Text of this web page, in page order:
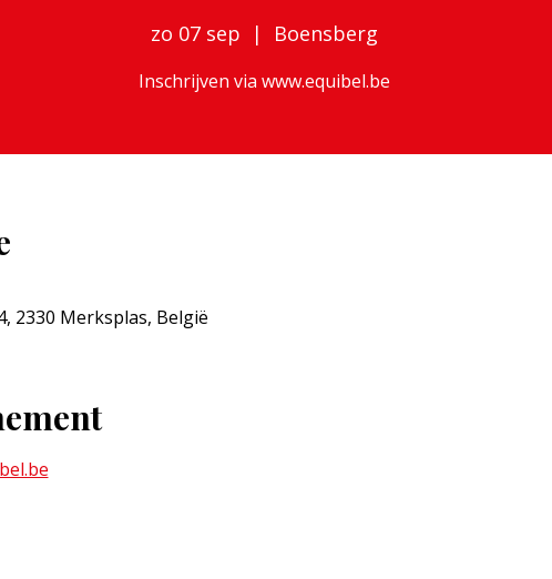
zo 07 sep
  |
Boensberg
Inschrijven via www.equibel.be
2330 Merksplas, België